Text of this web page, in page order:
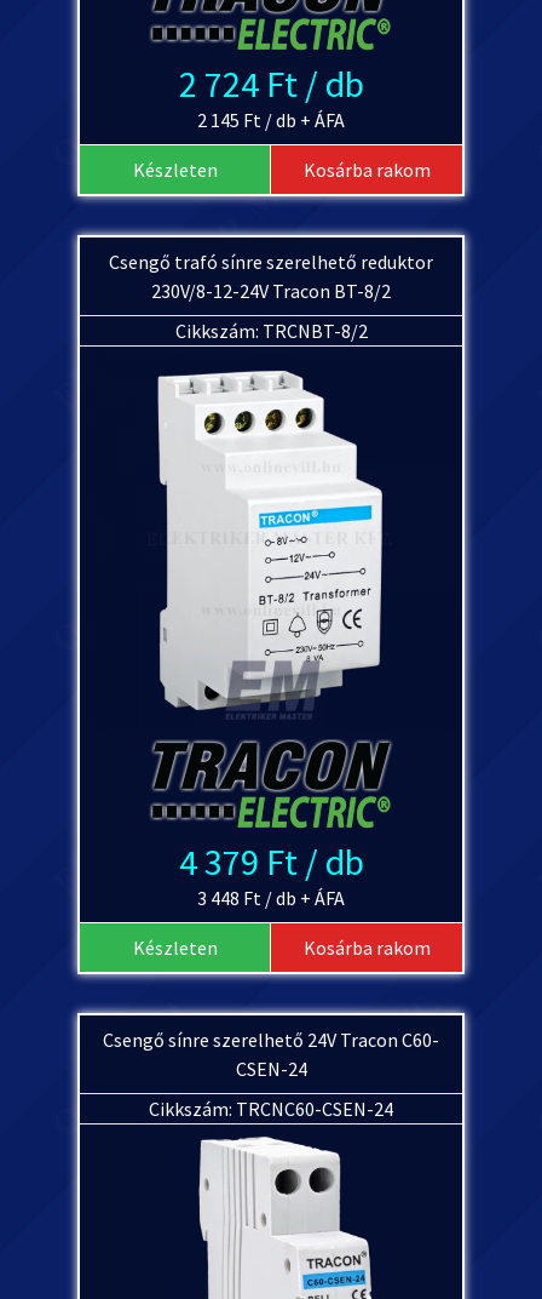
2 724 Ft / db
2 145 Ft / db + ÁFA
Készleten Kosárba rakom
Csengő trafó sínre szerelhető reduktor
230V/8-12-24V Tracon BT-8/2
Cikkszám: TRCNBT-8/2
4 379 Ft / db
3 448 Ft / db + ÁFA
Készleten Kosárba rakom
Csengő sínre szerelhető 24V Tracon C60-
CSEN-24
Cikkszám: TRCNC60-CSEN-24